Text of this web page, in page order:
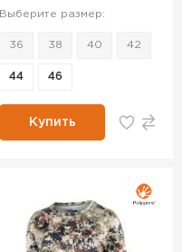
Выберите размер:
36 38 40 42
44 46
Купить